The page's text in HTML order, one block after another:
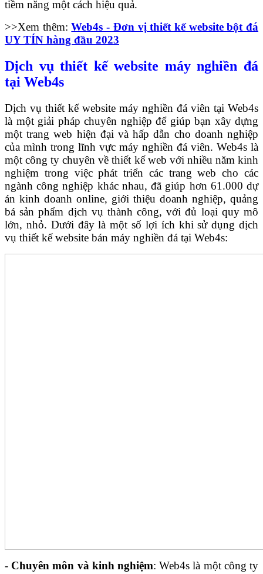
tiềm năng một cách hiệu quả.
>>Xem thêm:Web4s - Đơn vị thiết kế website bột đá
UY TÍN hàng đầu 2023
Dịch vụ thiết kế website máy nghiền đá
tại Web4s
Dịch vụ thiết kế website máy nghiền đá viên tại Web4s
là một giải pháp chuyên nghiệp để giúp bạn xây dựng
một trang web hiện đại và hấp dẫn cho doanh nghiệp
của mình trong lĩnh vực máy nghiền đá viên. Web4s là
một công ty chuyên về thiết kế web với nhiều năm kinh
nghiệm trong việc phát triển các trang web cho các
ngành công nghiệp khác nhau, đã giúp hơn 61.000 dự
án kinh doanh online, giới thiệu doanh nghiệp, quảng
bá sản phẩm dịch vụ thành công, với đủ loại quy mô
lớn, nhỏ. Dưới đây là một số lợi ích khi sử dụng dịch
vụ thiết kế website bán máy nghiền đá tại Web4s:
- Chuyên môn và kinh nghiệm: Web4s là một công ty